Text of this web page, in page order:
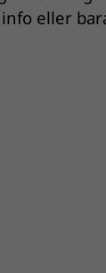
eller